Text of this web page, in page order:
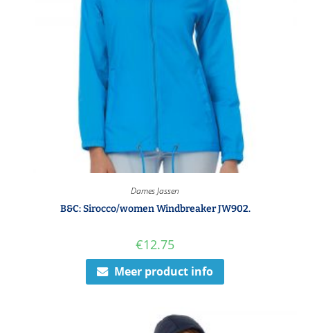
Dames Jassen
B&C: Sirocco/women Windbreaker JW902.
€12.75
Meer product info